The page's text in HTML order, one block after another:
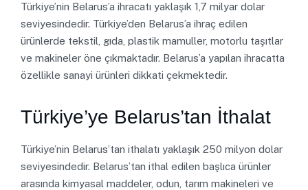
Türkiye’nin Belarus’a ihracatı yaklaşık 1,7 milyar dolar
seviyesindedir. Türkiye’den Belarus’a ihraç edilen
ürünlerde tekstil, gıda, plastik mamuller, motorlu taşıtlar
ve makineler öne çıkmaktadır. Belarus’a yapılan ihracatta
özellikle sanayi ürünleri dikkati çekmektedir.
Türkiye’ye Belarus’tan İthalat
Türkiye’nin Belarus’tan ithalatı yaklaşık 250 milyon dolar
seviyesindedir. Belarus’tan ithal edilen başlıca ürünler
arasında kimyasal maddeler, odun, tarım makineleri ve